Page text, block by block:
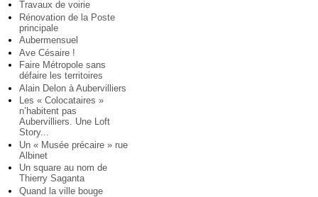
Travaux de voirie
Rénovation de la Poste
principale
Aubermensuel
Ave Césaire !
Faire Métropole sans
défaire les territoires
Alain Delon à Aubervilliers
Les « Colocataires »
n’habitent pas
Aubervilliers. Une Loft
Story...
Un « Musée précaire » rue
Albinet
Un square au nom de
Thierry Saganta
Quand la ville bouge